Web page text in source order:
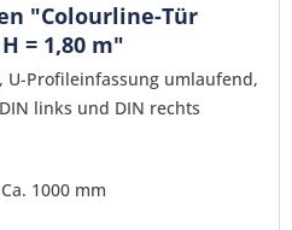
"Colourline-Tür
= 1,80 m"
U-Profileinfassung umlaufend,
links und DIN rechts
1000 mm